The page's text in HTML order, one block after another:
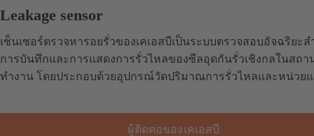
Leakage sensor
เซ็นเซอร์ตรวจหารอยรั่วของเคเอสบีเป็นระบบตรวจสอบอัจฉริยะ
การบันทึกและการแสดงการรั่วไหลของซีลอุดกันรั่วเชิงกลในสถา
ทำงาน โดยประกอบด้วยอุปกรณ์วัดปริมาณการรั่วไหลและหน่วย
ผู้ติดต่อของเคเอสบี